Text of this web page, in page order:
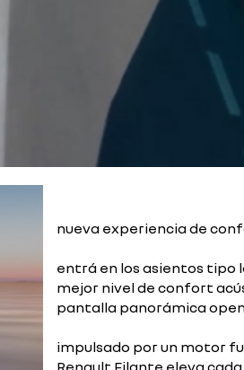
nueva experiencia de
entrá en los asientos tipo
mejor nivel de confort
pantalla panorámica
impulsado por un motor
Renault Filante eleva